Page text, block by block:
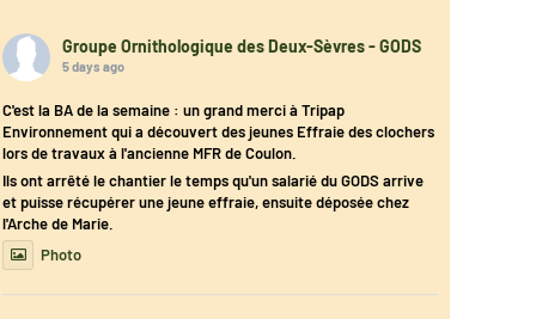
Groupe Ornithologique des Deux-Sèvres - GODS
5 days ago
C'est la BA de la semaine : un grand merci à Tripap
Environnement qui a découvert des jeunes Effraie des clochers
lors de travaux à l'ancienne MFR de Coulon.
Ils ont arrêté le chantier le temps qu'un salarié du GODS arrive
et puisse récupérer une jeune effraie, ensuite déposée chez
l'Arche de Marie.
Photo